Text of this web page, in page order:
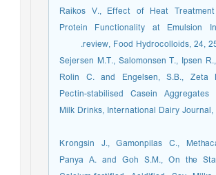
3. Raikos V., Effect of Heat
Protein Functionality at Emulsion
review, Food Hydrocolloids, 24,
4. Sejersen M.T., Salomonsen T., Ipsen
Rolin C. and Engelsen, S.B., Zeta
Pectin-stabilised Casein
Milk Drinks, International Dairy
5. Krongsin J., Gamonpilas C.,
Panya A. and Goh S.M., On the